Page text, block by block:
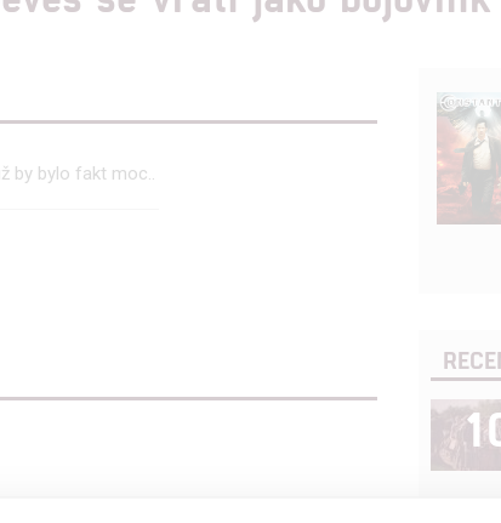
by bylo fakt moc..